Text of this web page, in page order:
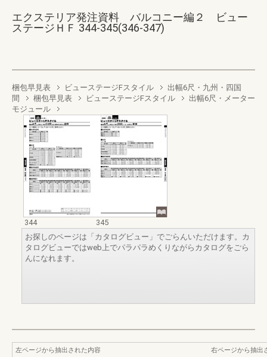
エクステリア発注資料 バルコニー編２ ビュー
ステージＨＦ 344-345(346-347)
梱包早見表 ビューステージFスタイル
出幅6尺・九州・四国
間
梱包早見表 ビューステージFスタイル
出幅6尺・メーター
モジュール
344
345
お探しのページは「カタログビュー」でごらんいただけます。カ
タログビューではweb上でパラパラめくりながらカタログをごら
んになれます。
左ページから抽出された内容
右ページから抽出